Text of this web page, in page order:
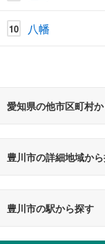
10 八幡
愛知県の他市区町村
豊川市の詳細地域か
豊川市の駅から探す